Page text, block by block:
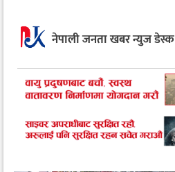
नेपाली जनता खबर न्युज डेस्क